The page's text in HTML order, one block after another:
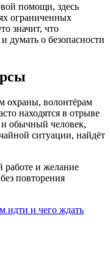
помощи, здесь
ограниченных
значит, что
думать о безопасности
охраны, волонтёрам
находятся в отрыве
обычный человек,
ситуации, найдёт
работе и желание
повторения